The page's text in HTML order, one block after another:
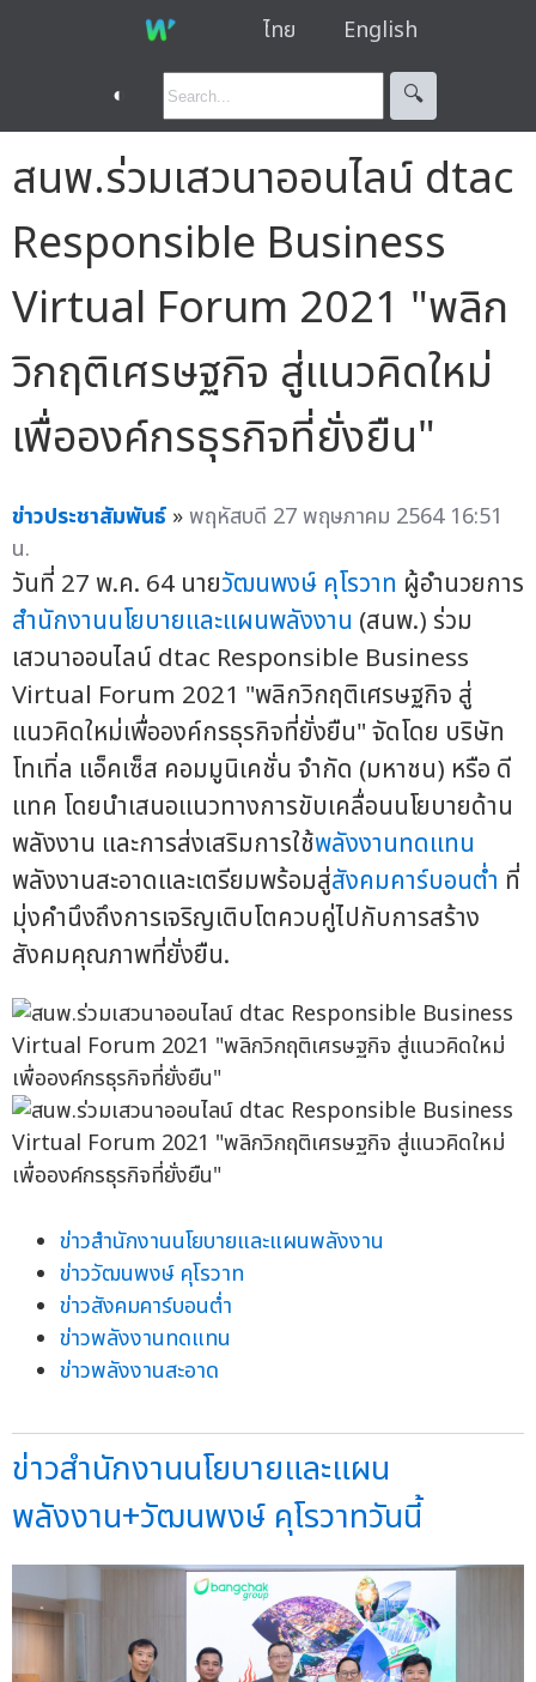
ไทย English
◐ 🔍︎
สนพ.ร่วมเสวนาออนไลน์ dtac
Responsible Business
Virtual Forum 2021 "พลิก
วิกฤติเศรษฐกิจ สู่แนวคิดใหม่
เพื่อองค์กรธุรกิจที่ยั่งยืน"
ข่าวประชาสัมพันธ์ »พฤหัสบดี 27 พฤษภาคม 2564 16:51
น.
วันที่ 27 พ.ค. 64 นายวัฒนพงษ์ คุโรวาท ผู้อำนวยการ
สำนักงานนโยบายและแผนพลังงาน (สนพ.) ร่วม
เสวนาออนไลน์ dtac Responsible Business
Virtual Forum 2021 "พลิกวิกฤติเศรษฐกิจ สู่
แนวคิดใหม่เพื่อองค์กรธุรกิจที่ยั่งยืน" จัดโดย บริษัท
โทเทิ่ล แอ็คเซ็ส คอมมูนิเคชั่น จำกัด (มหาชน) หรือ ดี
แทค โดยนำเสนอแนวทางการขับเคลื่อนนโยบายด้าน
พลังงาน และการส่งเสริมการใช้พลังงานทดแทน
พลังงานสะอาดและเตรียมพร้อมสู่สังคมคาร์บอนต่ำ ที่
มุ่งคำนึงถึงการเจริญเติบโตควบคู่ไปกับการสร้าง
สังคมคุณภาพที่ยั่งยืน.
ข่าวสำนักงานนโยบายและแผนพลังงาน
ข่าววัฒนพงษ์ คุโรวาท
ข่าวสังคมคาร์บอนต่ำ
ข่าวพลังงานทดแทน
ข่าวพลังงานสะอาด
ข่าวสำนักงานนโยบายและแผน
พลังงาน+วัฒนพงษ์ คุโรวาทวันนี้